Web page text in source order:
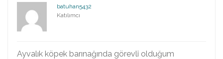
batuhan5432
Katılımcı
Ayvalık köpek barınağında görevli olduğum